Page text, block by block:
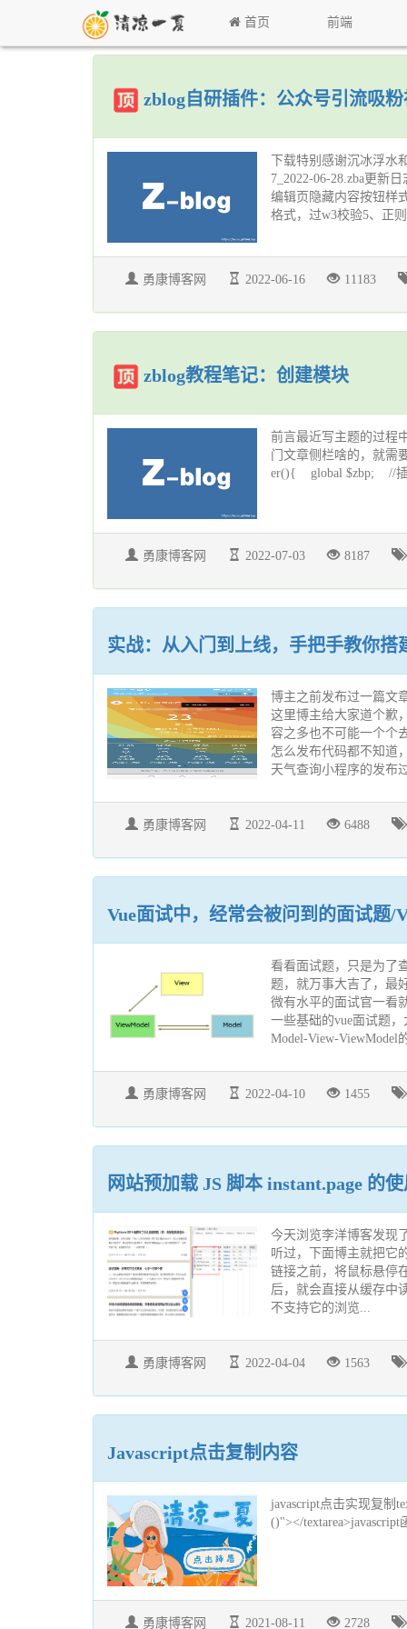
首页 前端
zblog自研插件：公众号引流吸
下载特别感谢沉冰浮水
7_2022-06-28.zba更新
编辑页隐藏内容按钮样
格式，过w3校验5、正
勇康博客网 2022-06-16 11183
zblog教程笔记：创建模块
前言最近写主题的过程
门文章侧栏啥的，就需
er(){ global $zbp; //
勇康博客网 2022-07-03 8187
实战：从入门到上线，手把手教你搭
博主之前发布过一篇文
这里博主给大家道个歉
容之多也不可能一个个
怎么发布代码都不知道
天气查询小程序的发布
勇康博客网 2022-04-11 6488
Vue面试中，经常会被问到的面试题/
看看面试题，只是为了
题，就万事大吉了，最
微有水平的面试官一看
一些基础的vue面试题
Model-View-ViewModel
勇康博客网 2022-04-10 1455
网站预加载 JS 脚本 instant.page 的
今天浏览李洋博客发现
听过，下面博主就把它
链接之前，将鼠标悬停
后，就会直接从缓存中
不支持它的浏览...
勇康博客网 2022-04-04 1563
Javascript点击复制内容
javascript点击实现复制
()"></
勇康博客网 2021-08-11 2728